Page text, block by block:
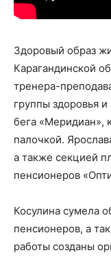
Здоровый образ
Карагандинской
тренера-
группы здоровья
бега «Меридиан»,
палочкой.
а также секцией
пенсионеров
Косулина сумела
пенсионеров, а
работы созданы